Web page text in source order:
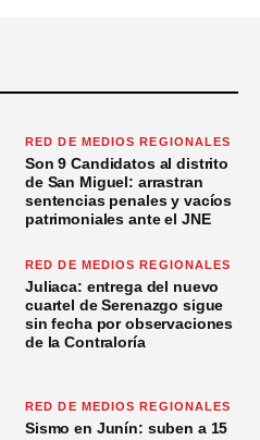
RED DE MEDIOS REGIONALES
Son 9 Candidatos al distrito
de San Miguel: arrastran
sentencias penales y vacíos
patrimoniales ante el JNE
RED DE MEDIOS REGIONALES
Juliaca: entrega del nuevo
cuartel de Serenazgo sigue
sin fecha por observaciones
de la Contraloría
RED DE MEDIOS REGIONALES
Sismo en Junín: suben a 15